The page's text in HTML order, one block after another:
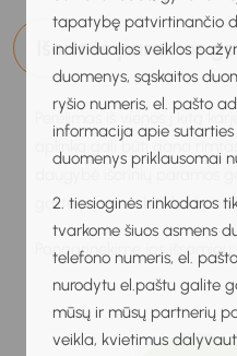
tapatybę patvirtinančio
individualios veiklos
duomenys, sąskaitos
ryšio numeris, el. pašto
informacija apie
duomenys priklausomai
2. tiesioginės rinkodaros
tvarkome šiuos asmens
telefono numeris, el.
nurodytu el.paštu
mūsų ir mūsų partnerių
veikla, kvietimus
Išorinės paramos
Perėjimas iš vienos į kitą
aplinką gali būti gana
daugybė išorinių paramos
galite pasinaudoti, kad
Panagrinėkime jas išsamiau: